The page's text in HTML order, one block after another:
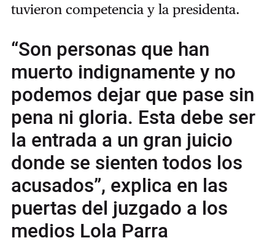
tuvieron competencia y la presidenta.
“Son personas que han
muerto indignamente y no
podemos dejar que pase sin
pena ni gloria. Esta debe ser
la entrada a un gran juicio
donde se sienten todos los
acusados”, explica en las
puertas del juzgado a los
medios Lola Parra